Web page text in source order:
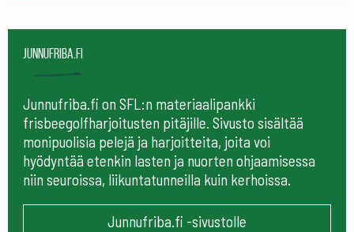
Junnufriba.fi
Junnufriba.fi on SFL:n materiaalipankki
frisbeegolfharjoitusten pitäjille. Sivusto sisältää
monipuolisia pelejä ja harjoitteita, joita voi
hyödyntää etenkin lasten ja nuorten ohjaamisessa
niin seuroissa, liikuntatunneilla kuin kerhoissa.
Junnufriba.fi -sivustolle